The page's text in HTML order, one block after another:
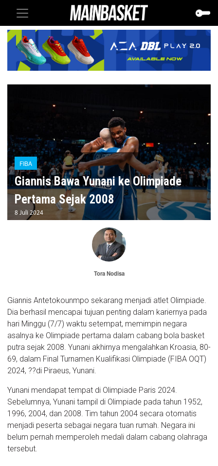
FIBA
Giannis Bawa Yunani ke Olimpiade
Pertama Sejak 2008
8 Juli 2024
Tora Nodisa
Giannis Antetokounmpo sekarang menjadi atlet Olimpiade.
Dia berhasil mencapai tujuan penting dalam kariernya pada
hari Minggu (7/7) waktu setempat, memimpin negara
asalnya ke Olimpiade pertama dalam cabang bola basket
putra sejak 2008. Yunani akhirnya mengalahkan Kroasia, 80-
69, dalam Final Turnamen Kualifikasi Olimpiade (FIBA OQT)
2024, ??di Piraeus, Yunani.
Yunani mendapat tempat di Olimpiade Paris 2024.
Sebelumnya, Yunani tampil di Olimpiade pada tahun 1952,
1996, 2004, dan 2008. Tim tahun 2004 secara otomatis
menjadi peserta sebagai negara tuan rumah. Negara ini
belum pernah memperoleh medali dalam cabang olahraga
tersebut.